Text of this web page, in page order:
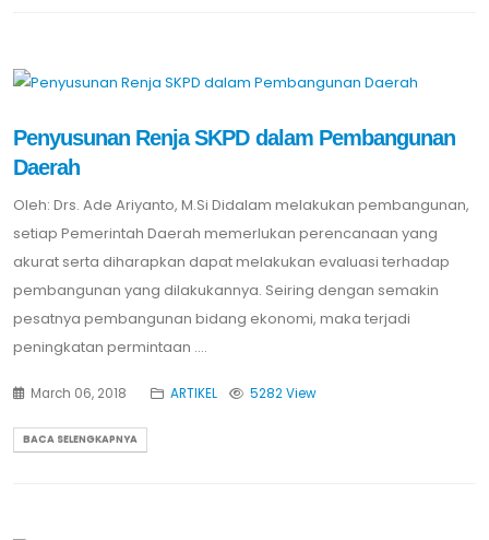
Penyusunan Renja SKPD dalam Pembangunan
Daerah
Oleh: Drs. Ade Ariyanto, M.Si Didalam melakukan pembangunan,
setiap Pemerintah Daerah memerlukan perencanaan yang
akurat serta diharapkan dapat melakukan evaluasi terhadap
pembangunan yang dilakukannya. Seiring dengan semakin
pesatnya pembangunan bidang ekonomi, maka terjadi
peningkatan permintaan ....
March 06, 2018 ARTIKEL 5282 View
BACA SELENGKAPNYA